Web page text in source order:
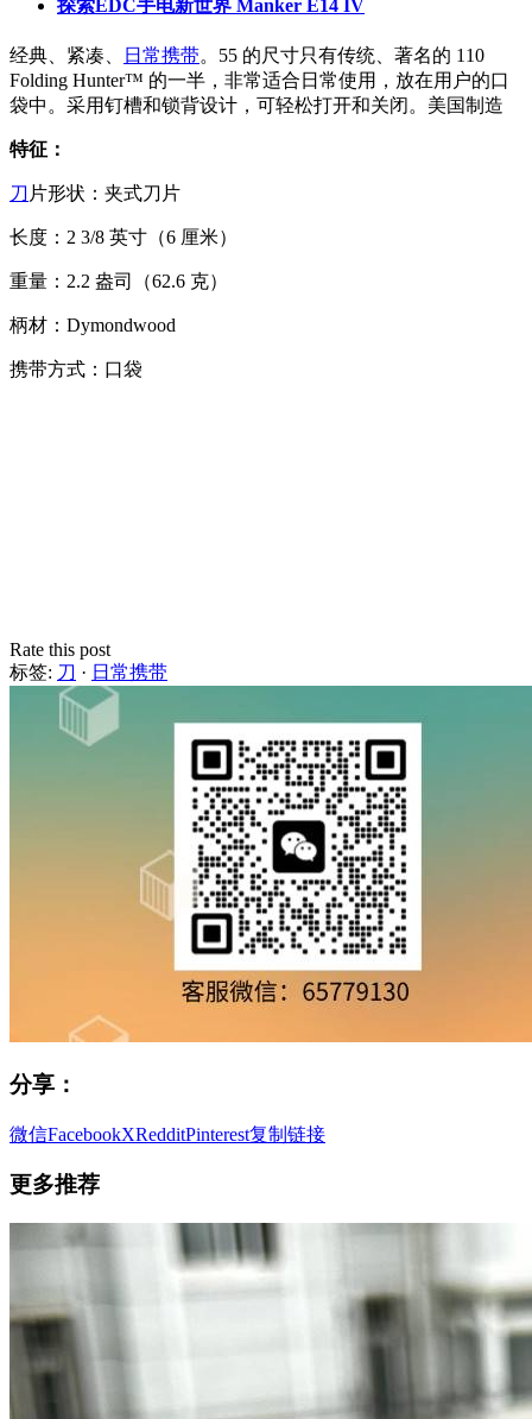
探索EDC手电新世界 Manker E14 IV
经典、紧凑、 日常携带。55 的尺寸只有传统、著名的 110
Folding Hunter™ 的一半，非常适合日常使用，放在用户的口
袋中。采用钉槽和锁背设计，可轻松打开和关闭。美国制造
特征：
刀 片形状：夹式刀片
长度：2 3/8 英寸（6 厘米）
重量：2.2 盎司（62.6 克）
柄材：Dymondwood
携带方式： 口袋
Rate this post
标签: 刀 · 日常携带
分享：
微信FacebookXRedditPinterest复制链接
更多推荐